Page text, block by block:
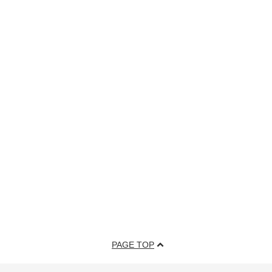
PAGE TOP